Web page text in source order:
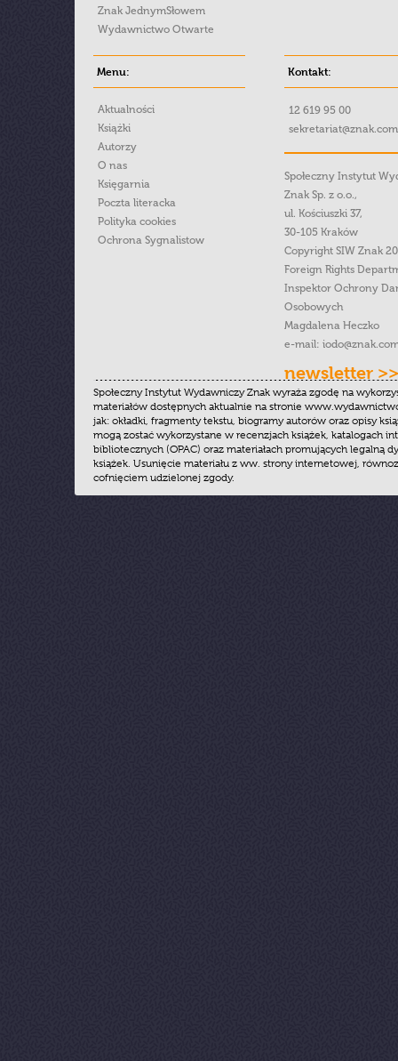
Znak JednymSłowem
Wydawnictwo Otwarte
Menu:
Aktualności
Książki
Autorzy
O nas
Księgarnia
Poczta literacka
Polityka cookies
Ochrona Sygnalistow
Kontakt:
12 619 95 00
Społeczny Instytut
Znak Sp. z o.o.,
ul. Kościuszki 37,
30-105 Kraków
Copyright SIW Znak
Foreign Rights
Inspektor Ochrony
Osobowych
Magdalena Heczko
e-mail:
newsletter >>
Społeczny Instytut Wydawniczy Znak wyraża zgodę na
materiałów dostępnych aktualnie na stronie
jak: okładki, fragmenty tekstu, biogramy autorów oraz opisy
mogą zostać wykorzystane w recenzjach książek, katalogach
bibliotecznych (OPAC) oraz materiałach promujących legalną
książek. Usunięcie materiału z ww. strony internetowej,
cofnięciem udzielonej zgody.